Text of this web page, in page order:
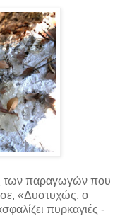
των παραγωγών που
«Δυστυχώς, ο
πυρκαγιές -